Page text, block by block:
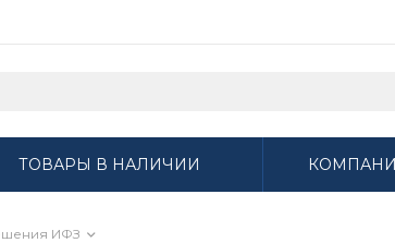
ТОВАРЫ В НАЛИЧИИ
ИФЗ